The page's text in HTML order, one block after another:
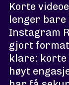
Korte
lenger bare
Instagram
gjort
klare: korte
høyt